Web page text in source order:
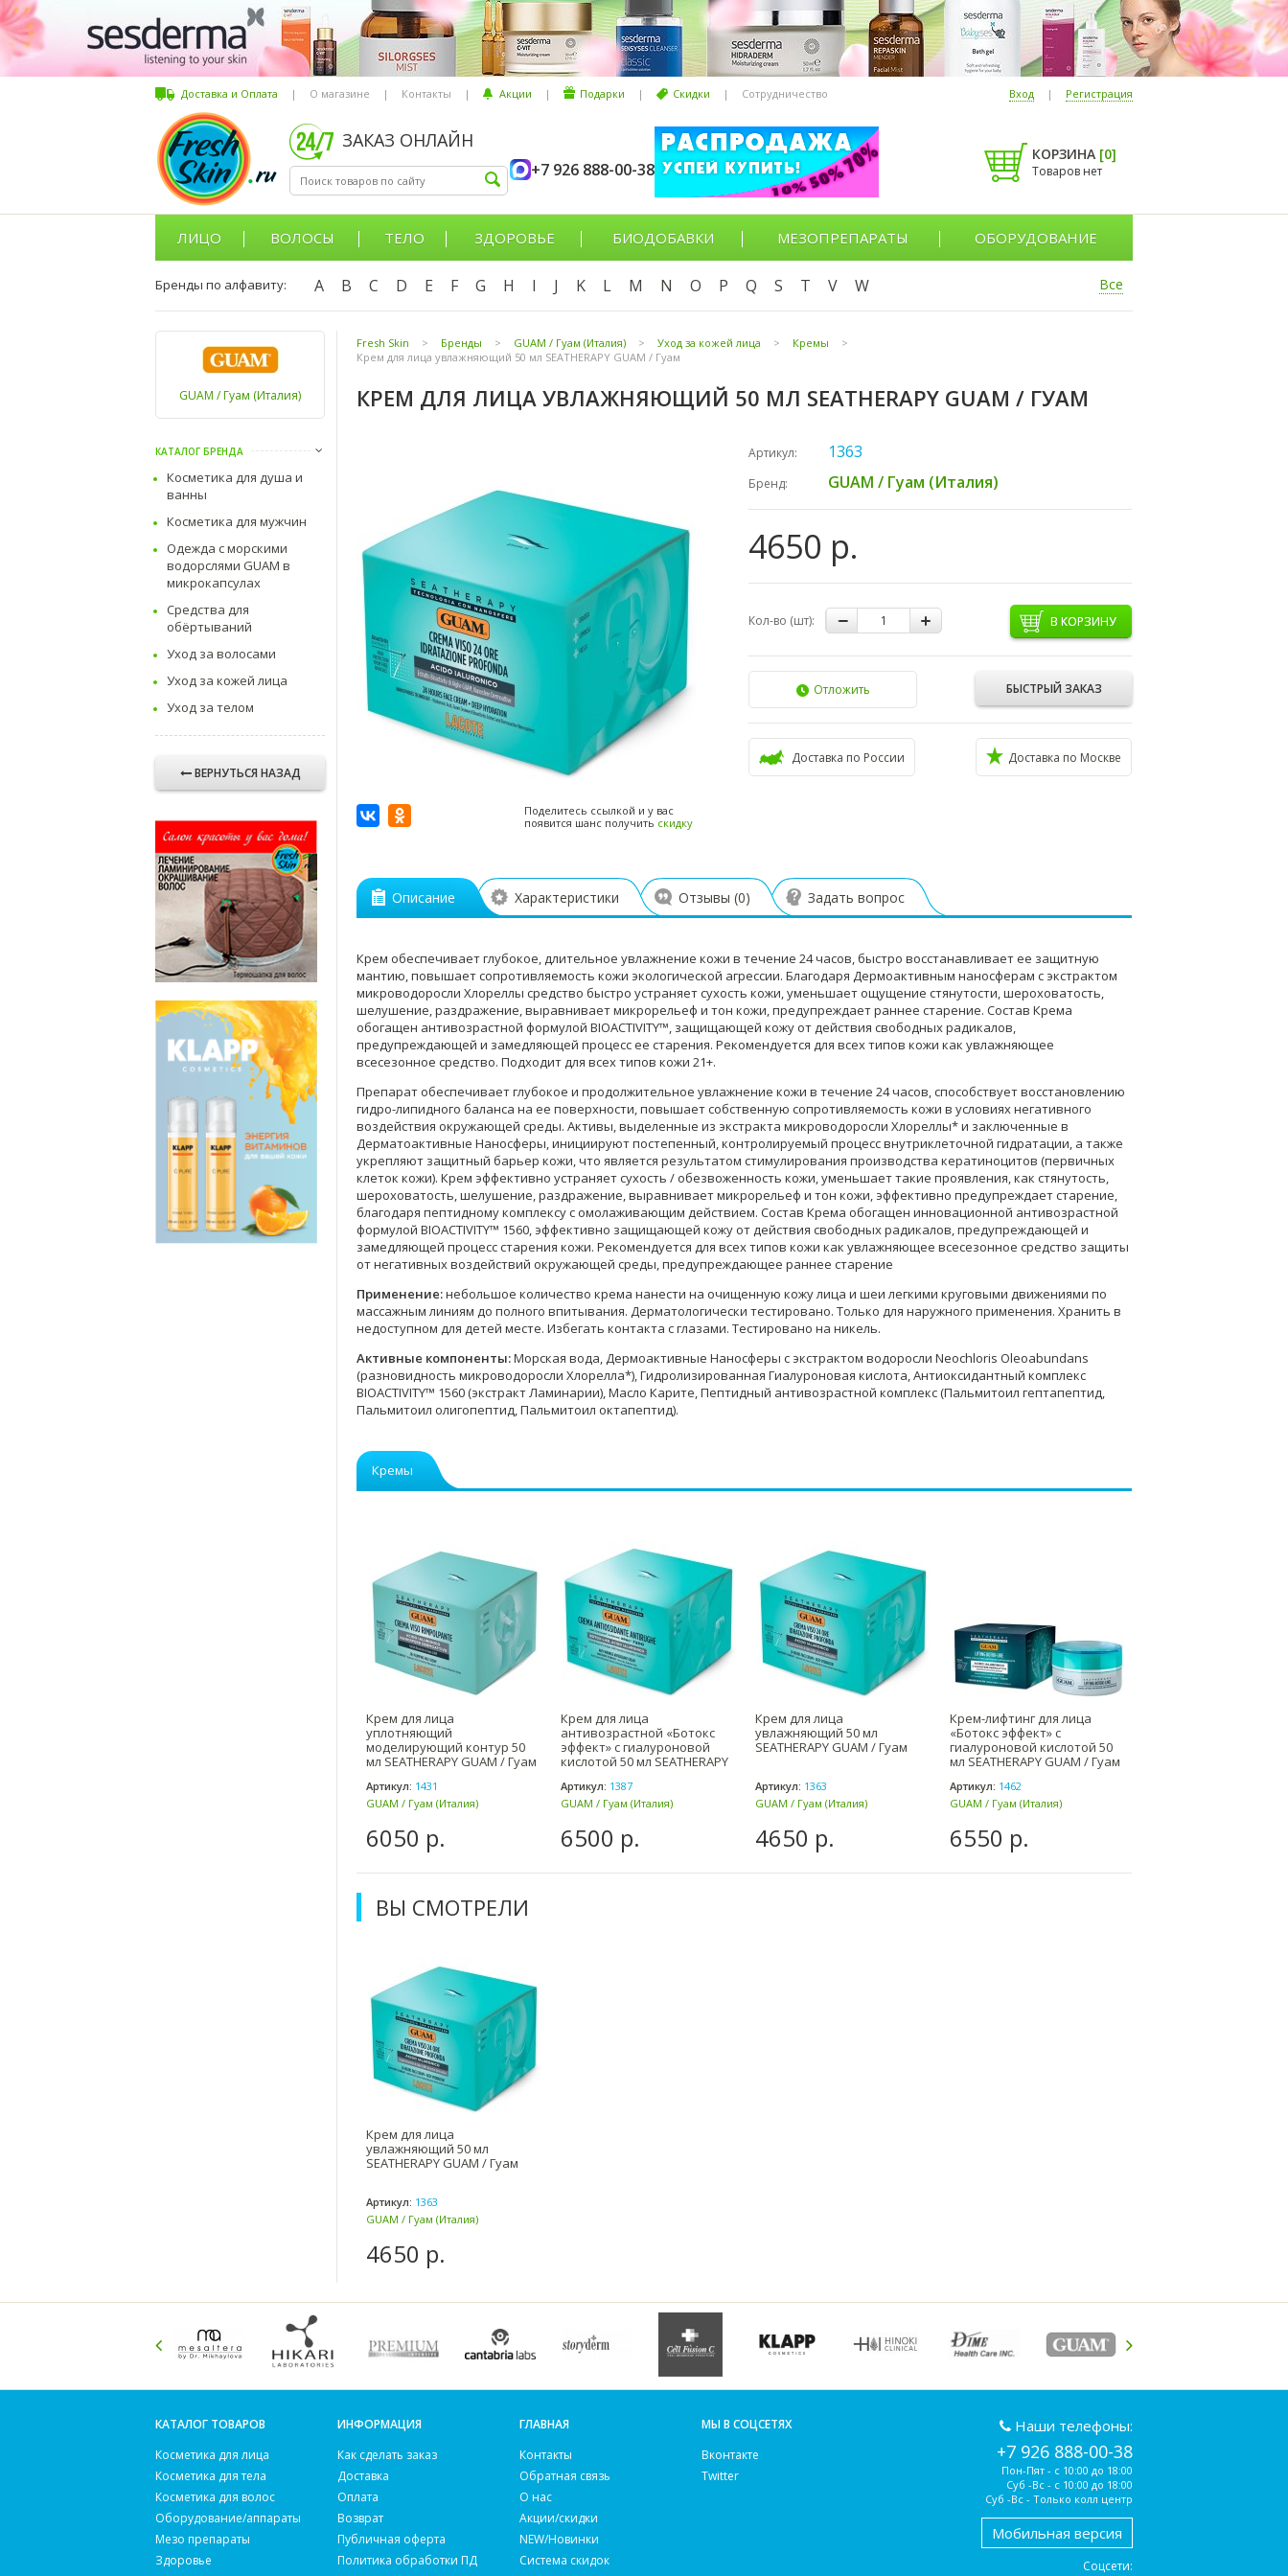
Доставка и Оплата | О магазине | Контакты | Акции | Подарки | Скидки | Сотрудничество Вход | Регистрация
ЗАКАЗ ОНЛАЙН
+7 926 888-00-38
КОРЗИНА [0]
Товаров нет
ЛИЦО ВОЛОСЫ ТЕЛО ЗДОРОВЬЕ БИОДОБАВКИ МЕЗОПРЕПАРАТЫ ОБОРУДОВАНИЕ
Бренды по алфавиту: A B C D E F G H I J K L M N O P Q S T V W Все
GUAM / Гуам (Италия)
КАТАЛОГ БРЕНДА
Косметика для душа и
ванны
Косметика для мужчин
Одежда с морскими
водорслями GUAM в
микрокапсулах
Средства для
обёртываний
Уход за волосами
Уход за кожей лица
Уход за телом
ВЕРНУТЬСЯ НАЗАД
Fresh Skin > Бренды > GUAM / Гуам (Италия) > Уход за кожей лица > Кремы
>
Крем для лица увлажняющий 50 мл SEATHERAPY GUAM / Гуам
КРЕМ ДЛЯ ЛИЦА УВЛАЖНЯЮЩИЙ 50 МЛ SEATHERAPY GUAM / ГУАМ
Поделитесь ссылкой и у вас
появится шанс получить скидку
Артикул: 1363
Бренд: GUAM / Гуам (Италия)
4650 р.
Кол-во (шт): В КОРЗИНУ
БЫСТРЫЙ ЗАКАЗ
Отложить
Доставка по России Доставка по Москве
Описание Характеристики Отзывы (0) Задать вопрос
Крем обеспечивает глубокое, длительное увлажнение кожи в течение 24 часов, быстро восстанавливает ее защитную
мантию, повышает сопротивляемость кожи экологической агрессии. Благодаря Дермоактивным наносферам с экстрактом
микроводоросли Хлореллы средство быстро устраняет сухость кожи, уменьшает ощущение стянутости, шероховатость,
шелушение, раздражение, выравнивает микрорельеф и тон кожи, предупреждает раннее старение. Состав Крема
обогащен антивозрастной формулой BIOACTIVITY™, защищающей кожу от действия свободных радикалов,
предупреждающей и замедляющей процесс ее старения. Рекомендуется для всех типов кожи как увлажняющее
всесезонное средство. Подходит для всех типов кожи 21+.
Препарат обеспечивает глубокое и продолжительное увлажнение кожи в течение 24 часов, способствует восстановлению
гидро-липидного баланса на ее поверхности, повышает собственную сопротивляемость кожи в условиях негативного
воздействия окружающей среды. Активы, выделенные из экстракта микроводоросли Хлореллы* и заключенные в
Дерматоактивные Наносферы, инициируют постепенный, контролируемый процесс внутриклеточной гидратации, а также
укрепляют защитный барьер кожи, что является результатом стимулирования производства кератиноцитов (первичных
клеток кожи). Крем эффективно устраняет сухость / обезвоженность кожи, уменьшает такие проявления, как стянутость,
шероховатость, шелушение, раздражение, выравнивает микрорельеф и тон кожи, эффективно предупреждает старение,
благодаря пептидному комплексу с омолаживающим действием. Состав Крема обогащен инновационной антивозрастной
формулой BIOACTIVITY™ 1560, эффективно защищающей кожу от действия свободных радикалов, предупреждающей и
замедляющей процесс старения кожи. Рекомендуется для всех типов кожи как увлажняющее всесезонное средство защиты
от негативных воздействий окружающей среды, предупреждающее раннее старение
Применение:небольшое количество крема нанести на очищенную кожу лица и шеи легкими круговыми движениями по
массажным линиям до полного впитывания. Дерматологически тестировано. Только для наружного применения. Хранить в
недоступном для детей месте. Избегать контакта с глазами. Тестировано на никель.
Активные компоненты:Морская вода, Дермоактивные Наносферы с экстрактом водоросли Neochloris Oleoabundans
(разновидность микроводоросли Хлорелла*), Гидролизированная Гиалуроновая кислота, Антиоксидантный комплекс
BIOACTIVITY™ 1560 (экстракт Ламинарии), Масло Карите, Пептидный антивозрастной комплекс (Пальмитоил гептапептид,
Пальмитоил олигопептид, Пальмитоил октапептид).
Кремы
Крем для лица
уплотняющий
моделирующий контур 50
мл SEATHERAPY GUAM / Гуам
Артикул: 1431
GUAM / Гуам (Италия)
6050 р.
Крем для лица
антивозрастной «Ботокс
эффект» с гиалуроновой
кислотой 50 мл SEATHERAPY
Артикул: 1387
GUAM / Гуам (Италия)
6500 р.
Крем для лица
увлажняющий 50 мл
SEATHERAPY GUAM / Гуам
Артикул: 1363
GUAM / Гуам (Италия)
4650 р.
Крем-лифтинг для лица
«Ботокс эффект» с
гиалуроновой кислотой 50
мл SEATHERAPY GUAM / Гуам
Артикул: 1462
GUAM / Гуам (Италия)
6550 р.
ВЫ СМОТРЕЛИ
Крем для лица
увлажняющий 50 мл
SEATHERAPY GUAM / Гуам
Артикул: 1363
GUAM / Гуам (Италия)
4650 р.
КАТАЛОГ ТОВАРОВ
Косметика для лица
Косметика для тела
Косметика для волос
Оборудование/аппараты
Мезо препараты
Здоровье
ИНФОРМАЦИЯ
Как сделать заказ
Доставка
Оплата
Возврат
Публичная оферта
Политика обработки ПД
ГЛАВНАЯ
Контакты
Обратная связь
О нас
Акции/скидки
NEW/Новинки
Система скидок
МЫ В СОЦСЕТЯХ
Вконтакте
Twitter
Наши телефоны:
+7 926 888-00-38
Пон-Пят - с 10:00 до 18:00
Суб -Вс - с 10:00 до 18:00
Суб -Вс - Только колл центр
Мобильная версия
Соцсети: